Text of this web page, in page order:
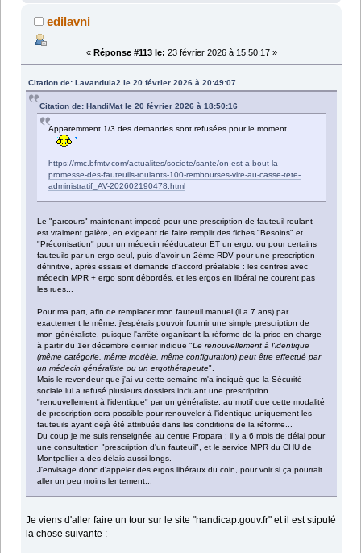
edilavni
« Réponse #113 le: 23 février 2026 à 15:50:17 »
Citation de: Lavandula2 le 20 février 2026 à 20:49:07
Citation de: HandiMat le 20 février 2026 à 18:50:16
Apparemment 1/3 des demandes sont refusées pour le moment
https://rmc.bfmtv.com/actualites/societe/sante/on-est-a-bout-la-
promesse-des-fauteuils-roulants-100-rembourses-vire-au-casse-tete-
administratif_AV-202602190478.html
Le "parcours" maintenant imposé pour une prescription de fauteuil roulant
est vraiment galère, en exigeant de faire remplir des fiches "Besoins" et
"Préconisation" pour un médecin rééducateur ET un ergo, ou pour certains
fauteuils par un ergo seul, puis d'avoir un 2ème RDV pour une prescription
définitive, après essais et demande d'accord préalable : les centres avec
médecin MPR + ergo sont débordés, et les ergos en libéral ne courent pas
les rues...
Pour ma part, afin de remplacer mon fauteuil manuel (il a 7 ans) par
exactement le même, j'espérais pouvoir fournir une simple prescription de
mon généraliste, puisque l'arrêté organisant la réforme de la prise en charge
à partir du 1er décembre dernier indique "Le renouvellement à l'identique
(même catégorie, même modèle, même configuration) peut être effectué par
un médecin généraliste ou un ergothérapeute".
Mais le revendeur que j'ai vu cette semaine m'a indiqué que la Sécurité
sociale lui a refusé plusieurs dossiers incluant une prescription
"renouvellement à l'identique" par un généraliste, au motif que cette modalité
de prescription sera possible pour renouveler à l'identique uniquement les
fauteuils ayant déjà été attribués dans les conditions de la réforme...
Du coup je me suis renseignée au centre Propara : il y a 6 mois de délai pour
une consultation "prescription d'un fauteuil", et le service MPR du CHU de
Montpellier a des délais aussi longs.
J'envisage donc d'appeler des ergos libéraux du coin, pour voir si ça pourrait
aller un peu moins lentement...
Je viens d'aller faire un tour sur le site "handicap.gouv.fr" et il est stipulé
la chose suivante :